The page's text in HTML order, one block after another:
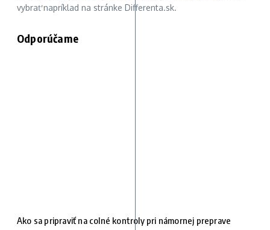
vybrať napríklad na stránke Differenta.sk.
Odporúčame
Ako sa pripraviť na colné kontroly pri námornej preprave